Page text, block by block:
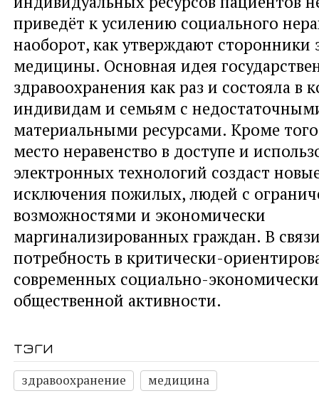
приведёт к усилению социального
наоборот, как утверждают сторонники
медицины. Основная идея
здравоохранения как раз и состояла в
индивидам и семьям с
материальными ресурсами. Кроме
место неравенство в доступе и
электронных технологий создаст
исключения пожилых, людей с
возможностями и экономически
маргинализированных граждан. В
потребность в критически-
современных социально-
общественной активности.
тэги
здравоохранение медицина